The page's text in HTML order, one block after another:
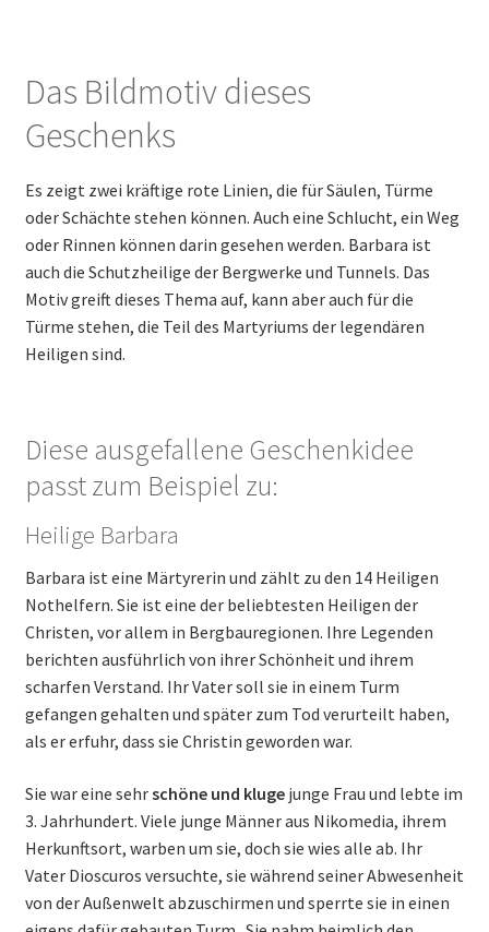
Das Bildmotiv dieses
Geschenks
Es zeigt zwei kräftige rote Linien, die für Säulen, Türme
oder Schächte stehen können. Auch eine Schlucht, ein Weg
oder Rinnen können darin gesehen werden. Barbara ist
auch die Schutzheilige der Bergwerke und Tunnels. Das
Motiv greift dieses Thema auf, kann aber auch für die
Türme stehen, die Teil des Martyriums der legendären
Heiligen sind.
Diese ausgefallene Geschenkidee
passt zum Beispiel zu:
Heilige Barbara
Barbara ist eine Märtyrerin und zählt zu den 14 Heiligen
Nothelfern. Sie ist eine der beliebtesten Heiligen der
Christen, vor allem in Bergbauregionen. Ihre Legenden
berichten ausführlich von ihrer Schönheit und ihrem
scharfen Verstand. Ihr Vater soll sie in einem Turm
gefangen gehalten und später zum Tod verurteilt haben,
als er erfuhr, dass sie Christin geworden war.
Sie war eine sehrschöne und klugejunge Frau und lebte im
3. Jahrhundert. Viele junge Männer aus Nikomedia, ihrem
Herkunftsort, warben um sie, doch sie wies alle ab. Ihr
Vater Dioscuros versuchte, sie während seiner Abwesenheit
von der Außenwelt abzuschirmen und sperrte sie in einen